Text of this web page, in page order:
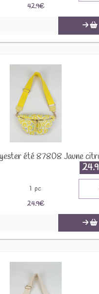
42.9€
été 87808 Jaune
1 pc
24.9€